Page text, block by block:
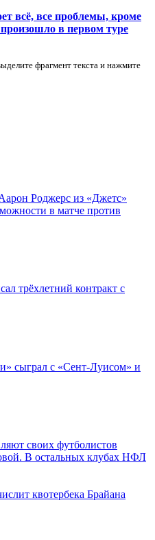
всё, все проблемы, кроме
в первом туре
фрагмент текста и нажмите
Роджерс из «Джетс»
в матче против
трёхлетний контракт с
сыграл с «Сент-Луисом» и
своих футболистов
В остальных клубах НФЛ
квотербека Брайана